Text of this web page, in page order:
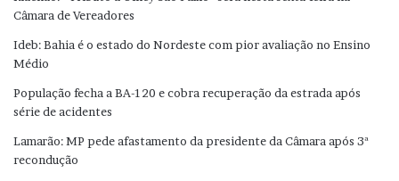
Câmara de Vereadores
Ideb: Bahia é o estado do Nordeste com pior avaliação no Ensino
Médio
População fecha a BA-120 e cobra recuperação da estrada após
série de acidentes
Lamarão: MP pede afastamento da presidente da Câmara após 3ª
recondução